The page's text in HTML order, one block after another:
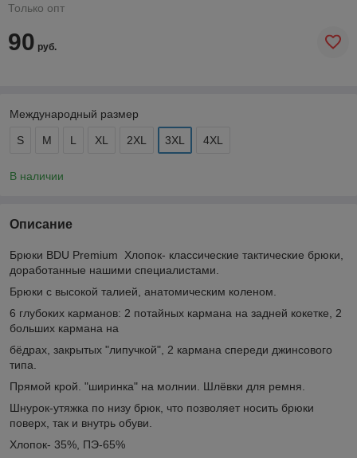
Только опт
90 руб.
Международный размер
S M L XL 2XL 3XL 4XL
В наличии
Описание
Брюки BDU Premium Хлопок- классические тактические брюки,
доработанные нашими специалистами.
Брюки с высокой талией, анатомическим коленом.
6 глубоких карманов: 2 потайных кармана на задней кокетке, 2
больших кармана на
бёдрах, закрытых "липучкой", 2 кармана спереди джинсового
типа.
Прямой крой. "ширинка" на молнии. Шлёвки для ремня.
Шнурок-утяжка по низу брюк, что позволяет носить брюки
поверх, так и внутрь обуви.
Хлопок- 35%, ПЭ-65%